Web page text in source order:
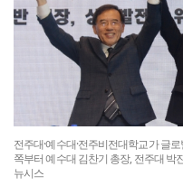
전주대·예수대·전주비전대학교가 글
쪽부터 예수대 김찬기 총장, 전주대
뉴시스